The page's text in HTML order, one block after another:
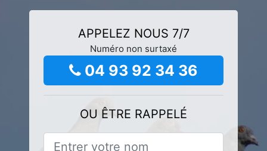
APPELEZ NOUS 7/7
Numéro non surtaxé
04 93 92 34 36
OU ÊTRE RAPPELÉ